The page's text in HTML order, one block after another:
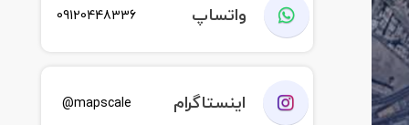
واتساپ 09120448336
اینستاگرام mapscale@